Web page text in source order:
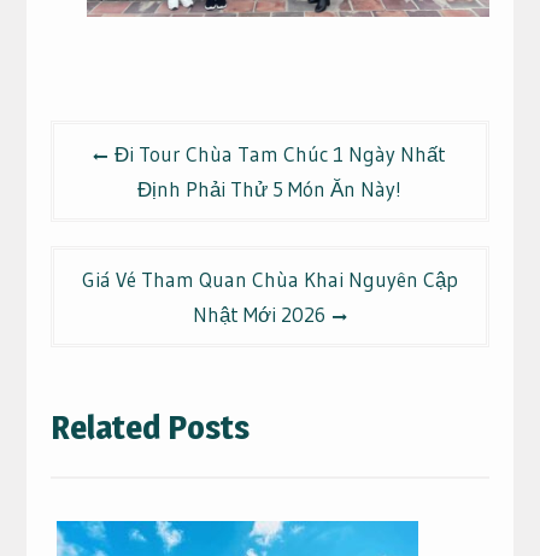
Đi Tour Chùa Tam Chúc 1 Ngày Nhất
Định Phải Thử 5 Món Ăn Này!
Giá Vé Tham Quan Chùa Khai Nguyên Cập
Nhật Mới 2026
Related Posts